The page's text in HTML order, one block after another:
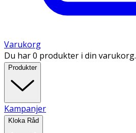
Varukorg
Du har 0 produkter i din varukorg.
Produkter
Kampanjer
Kloka Råd